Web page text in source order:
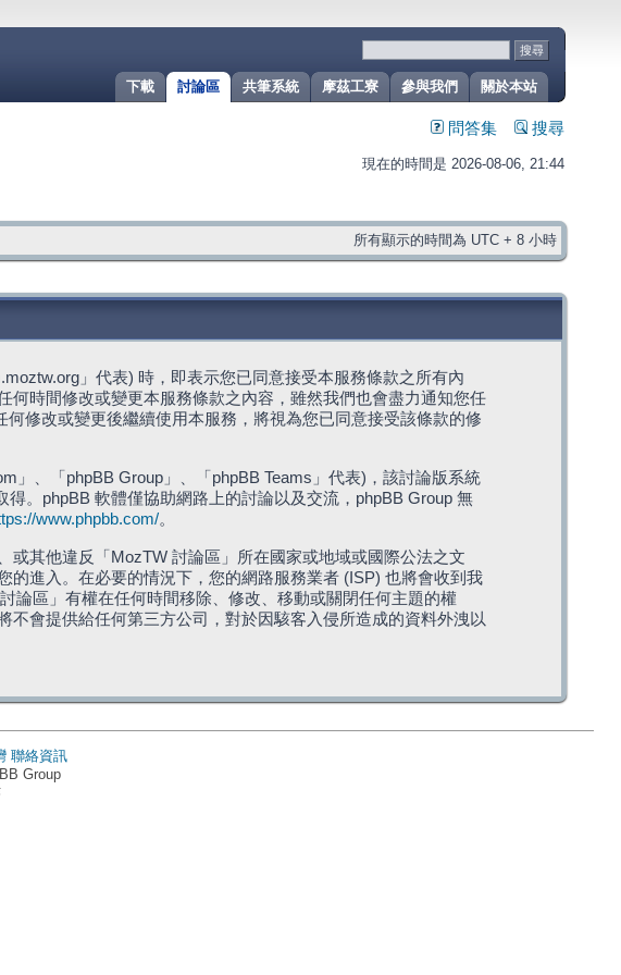
關於本站
參與我們
摩茲工寮
共筆系統
討論區
下載
問答集 搜尋
現在的時間是 2026-08-06, 21:44
所有顯示的時間為 UTC + 8 小時
」代表) 時，即表示您已同意接受本服務條款之所有內
時間修改或變更本服務條款之內容，雖然我們也會盡力通知您任
修改或變更後繼續使用本服務，將視為您已同意接受該條款的修
」、「phpBB Group」、「phpBB Teams」代表)，該討論版系統
得。phpBB 軟體僅協助網路上的討論以及交流，phpBB Group 無
www.phpbb.com/。
其他違反「MozTW 討論區」所在國家或地域或國際公法之文
進入。在必要的情況下，您的網路服務業者 (ISP) 也將會收到我
論區」有權在任何時間移除、修改、移動或關閉任何主題的權
會提供給任何第三方公司，對於因駭客入侵所造成的資料外洩以
聯絡資訊
Group